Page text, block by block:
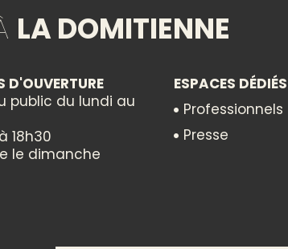
LA DOMITIENNE
D'OUVERTURE
public du lundi au
18h30
le dimanche
ESPACES DÉDIÉS
Professionnels
Presse